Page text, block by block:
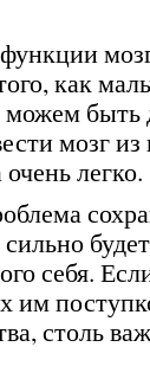
как
быть
мозг
очень легко.
себя.
им
столь